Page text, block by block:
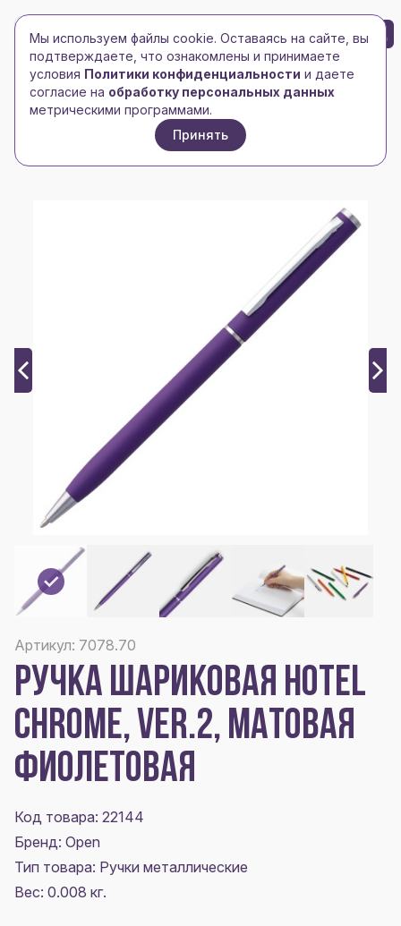
Toggle navigation
Toggle navigation
БРЕНД-ЛОГО 0
Главная/Ручки, карандаши, маркеры/
Ручки металлические/
Ручка шариковая Hotel Chrome, ver.2, матовая
Артикул: 7078.70
РУЧКА ШАРИКОВАЯ HOTEL
CHROME, VER.2, МАТОВАЯ
ФИОЛЕТОВАЯ
Код товара: 22144
Бренд: Open
Тип товара: Ручки металлические
Вес: 0.008 кг.
Мы используем файлы cookie. Оставаясь на сайте, вы
подтверждаете, что ознакомлены и принимаете
условия Политики конфиденциальности и даете
согласие на обработку персональных данных
метрическими программами.
Принять